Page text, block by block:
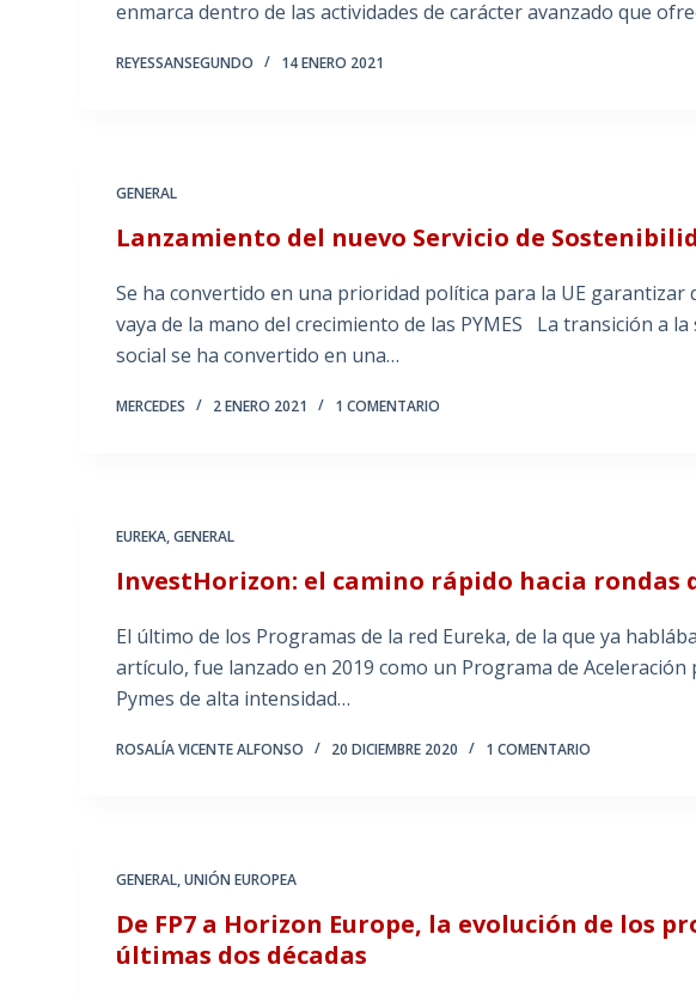
enmarca dentro de las actividades de carácter avanzado que
REYESSANSEGUNDO 14 ENERO 2021
GENERAL
Lanzamiento del nuevo Servicio de
Se ha convertido en una prioridad política para la UE garantizar
vaya de la mano del crecimiento de las PYMES La transición a
social se ha convertido en una…
MERCEDES 2 ENERO 2021 1 COMENTARIO
EUREKA,GENERAL
InvestHorizon: el camino rápido hacia rondas
El último de los Programas de la red Eureka, de la que ya
artículo, fue lanzado en 2019 como un Programa de
Pymes de alta intensidad…
ROSALÍA VICENTE ALFONSO 20 DICIEMBRE 2020 1 COMENTARIO
GENERAL,UNIÓN EUROPEA
De FP7 a Horizon Europe, la evolución de los
últimas dos décadas